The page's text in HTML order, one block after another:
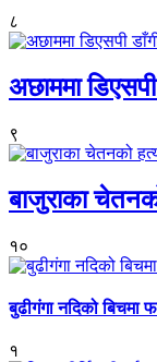
८
अछाममा
९
बाजुराका
१०
बुढीगंगा नदिको बिचमा
१